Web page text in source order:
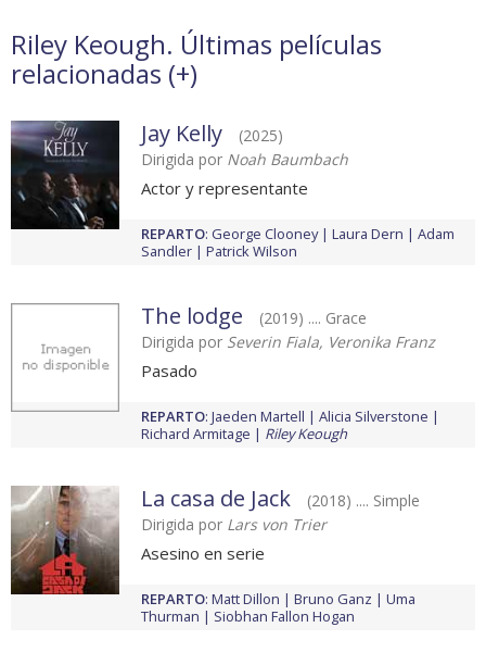
Riley Keough. Últimas películas
relacionadas (+)
Jay Kelly
(2025)
Dirigida por Noah Baumbach
Actor y representante
REPARTO: George Clooney Laura Dern
Adam
Sandler
Patrick Wilson
The lodge
(2019) .... Grace
Dirigida por Severin Fiala, Veronika Franz
Pasado
REPARTO: Jaeden Martell
Alicia Silverstone
Richard Armitage
Riley Keough
La casa de Jack
(2018) .... Simple
Dirigida por Lars von Trier
Asesino en serie
REPARTO: Matt Dillon Bruno Ganz
Uma
Thurman
Siobhan Fallon Hogan